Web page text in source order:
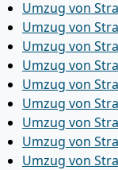
Umzug von
Umzug von
Umzug von
Umzug von
Umzug von
Umzug von
Umzug von
Umzug von
Umzug von